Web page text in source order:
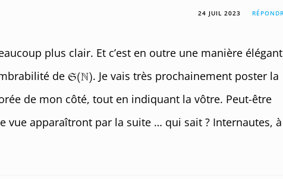
24 JUIL 2023
plus clair. Et c’est en outre une manière
de
. Je vais très prochainement poster la
de mon côté, tout en indiquant la vôtre. Peut-être
vue apparaîtront par la suite … qui sait ? Internautes, à